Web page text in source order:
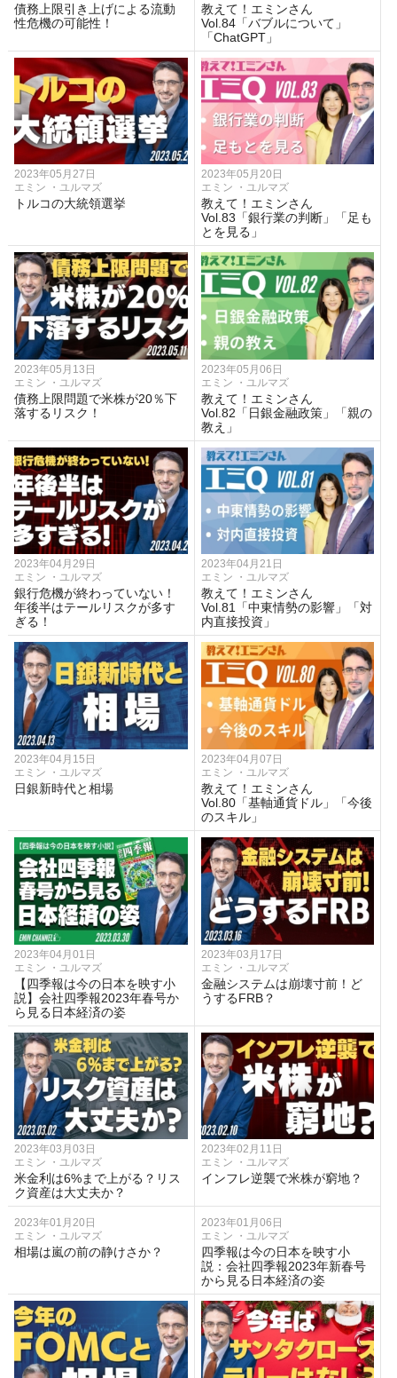
債務上限引き上げによる流動
性危機の可能性！
教えて！エミンさん
Vol.84「バブルについて」
「ChatGPT」
2023年05月27日
エミン ・ユルマズ
トルコの大統領選挙
2023年05月20日
エミン ・ユルマズ
教えて！エミンさん
Vol.83「銀行業の判断」「足も
とを見る」
2023年05月13日
エミン ・ユルマズ
債務上限問題で米株が20％下
落するリスク！
2023年05月06日
エミン ・ユルマズ
教えて！エミンさん
Vol.82「日銀金融政策」「親の
教え」
2023年04月29日
エミン ・ユルマズ
銀行危機が終わっていない！
年後半はテールリスクが多す
ぎる！
2023年04月21日
エミン ・ユルマズ
教えて！エミンさん
Vol.81「中東情勢の影響」「対
内直接投資」
2023年04月15日
エミン ・ユルマズ
日銀新時代と相場
2023年04月07日
エミン ・ユルマズ
教えて！エミンさん
Vol.80「基軸通貨ドル」「今後
のスキル」
2023年04月01日
エミン ・ユルマズ
【四季報は今の日本を映す小
説】会社四季報2023年春号か
ら見る日本経済の姿
2023年03月17日
エミン ・ユルマズ
金融システムは崩壊寸前！ど
うするFRB？
2023年03月03日
エミン ・ユルマズ
米金利は6%まで上がる？リス
ク資産は大丈夫か？
2023年02月11日
エミン ・ユルマズ
インフレ逆襲で米株が窮地？
2023年01月20日
エミン ・ユルマズ
相場は嵐の前の静けさか？
2023年01月06日
エミン ・ユルマズ
四季報は今の日本を映す小
説：会社四季報2023年新春号
から見る日本経済の姿